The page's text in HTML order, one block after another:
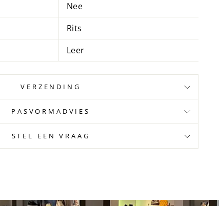
Nee
Rits
Leer
VERZENDING
PASVORMADVIES
STEL EEN VRAAG